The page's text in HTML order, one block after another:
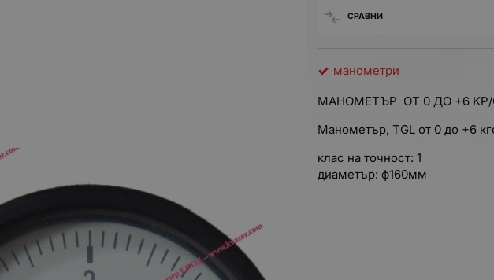
СРАВНИ
манометри
МАНОМЕТЪР ОТ 0 ДО +6 KP/
Манометър, TGL от 0 до +6
клас на точност: 1
диаметър: ф160мм